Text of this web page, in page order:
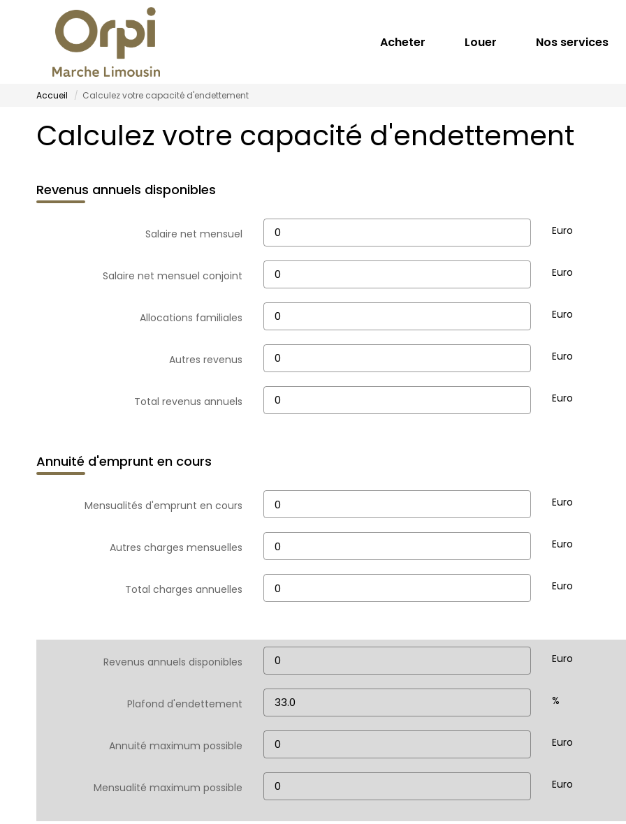
Acheter Louer Nos services
Accueil Calculez votre capacité d'endettement
Calculez votre capacité d'endettement
Revenus annuels disponibles
Salaire net mensuel Euro
Salaire net mensuel conjoint Euro
Allocations familiales Euro
Autres revenus Euro
Total revenus annuels Euro
Annuité d'emprunt en cours
Mensualités d'emprunt en cours Euro
Autres charges mensuelles Euro
Total charges annuelles Euro
Revenus annuels disponibles Euro
Plafond d'endettement %
Annuité maximum possible Euro
Mensualité maximum possible Euro